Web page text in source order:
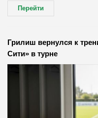
Перейти
Грилиш вернулся к
Сити» в турне